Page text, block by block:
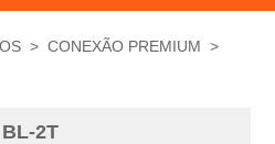
> CONEXÃO PREMIUM >
2T